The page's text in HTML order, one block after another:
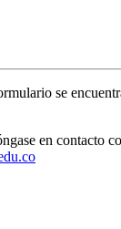
se
en contacto